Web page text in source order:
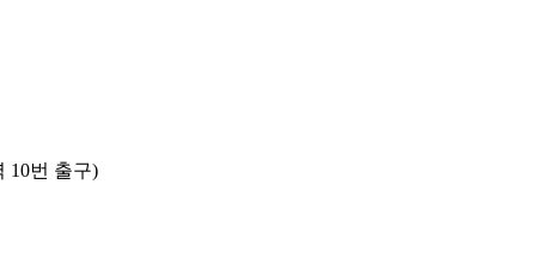
10번 출구)